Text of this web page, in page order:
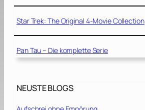
Star Trek: The Original 4-Movie Collection
Pan Tau – Die komplette Serie
NEUSTE BLOGS